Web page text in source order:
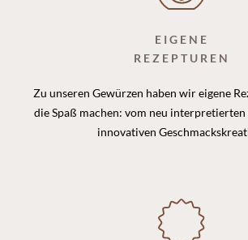
EIGENE
REZEPTUREN
Zu unseren Gewürzen haben wir eigene
die Spaß machen: vom neu
innovativen